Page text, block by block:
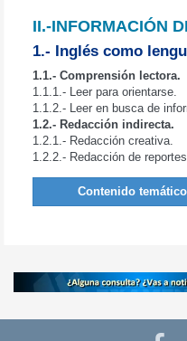
II.-INFORMACIÓN
1.- Inglés como
1.1.- Comprensión lectora.
1.1.1.- Leer para orientarse.
1.1.2.- Leer en busca de
1.2.- Redacción indirecta.
1.2.1.- Redacción creativa.
1.2.2.- Redacción de
Contenido